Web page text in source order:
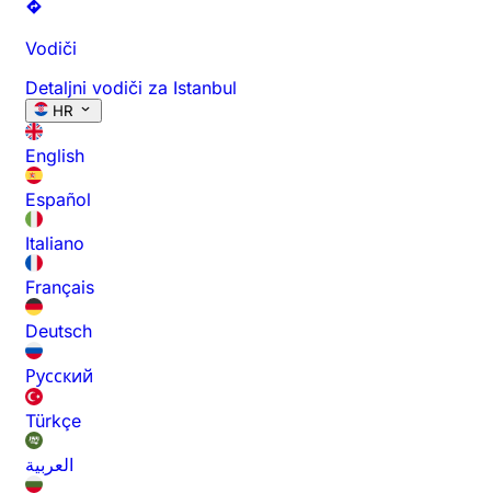
Vodiči
Detaljni vodiči za Istanbul
HR
English
Español
Italiano
Français
Deutsch
Русский
Türkçe
العربية